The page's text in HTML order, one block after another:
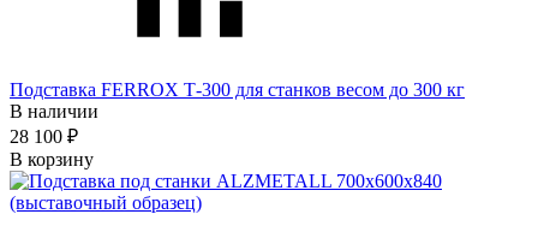
Подставка FERROX Т-300 для станков весом до 300 кг
В наличии
28 100 ₽
В корзину